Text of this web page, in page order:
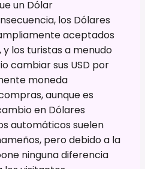
un Dólar
los Dólares
aceptados
los turistas a menudo
cambiar sus USD por
moneda
aunque es
en Dólares
automáticos suelen
pero debido a la
ninguna diferencia